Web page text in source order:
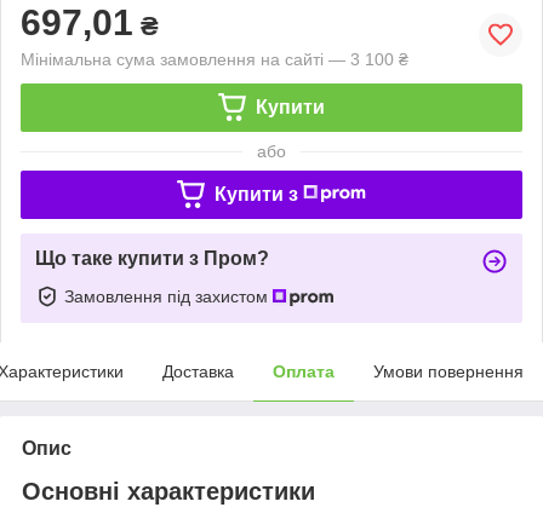
697,01 ₴
Мінімальна сума замовлення на сайті — 3 100 ₴
Купити
або
Купити з
Що таке купити з Пром?
Замовлення під захистом
Доставка Оплата Умови повернення
Опис
Основні характеристики